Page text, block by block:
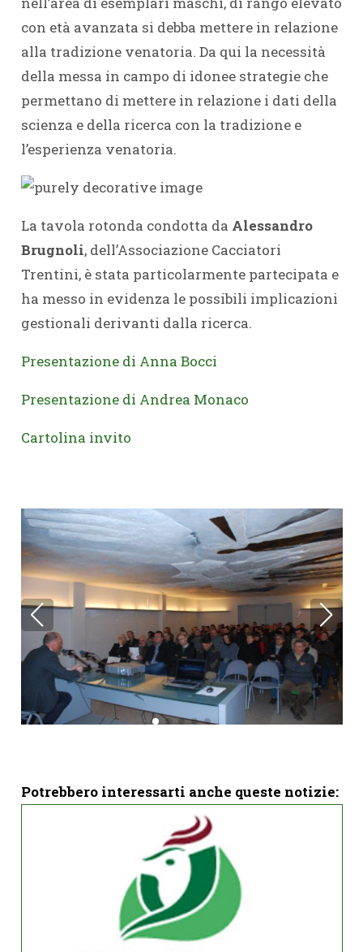
con età avanzata si debba mettere in relazione
alla tradizione venatoria. Da qui la necessità
della messa in campo di idonee strategie che
permettano di mettere in relazione i dati della
scienza e della ricerca con la tradizione e
l’esperienza venatoria.
La tavola rotonda condotta da Alessandro
Brugnoli, dell’Associazione Cacciatori
Trentini, è stata particolarmente partecipata e
ha messo in evidenza le possibili implicazioni
gestionali derivanti dalla ricerca.
Presentazione di Anna Bocci
Presentazione di Andrea Monaco
Cartolina invito
Potrebbero interessarti anche queste notizie: